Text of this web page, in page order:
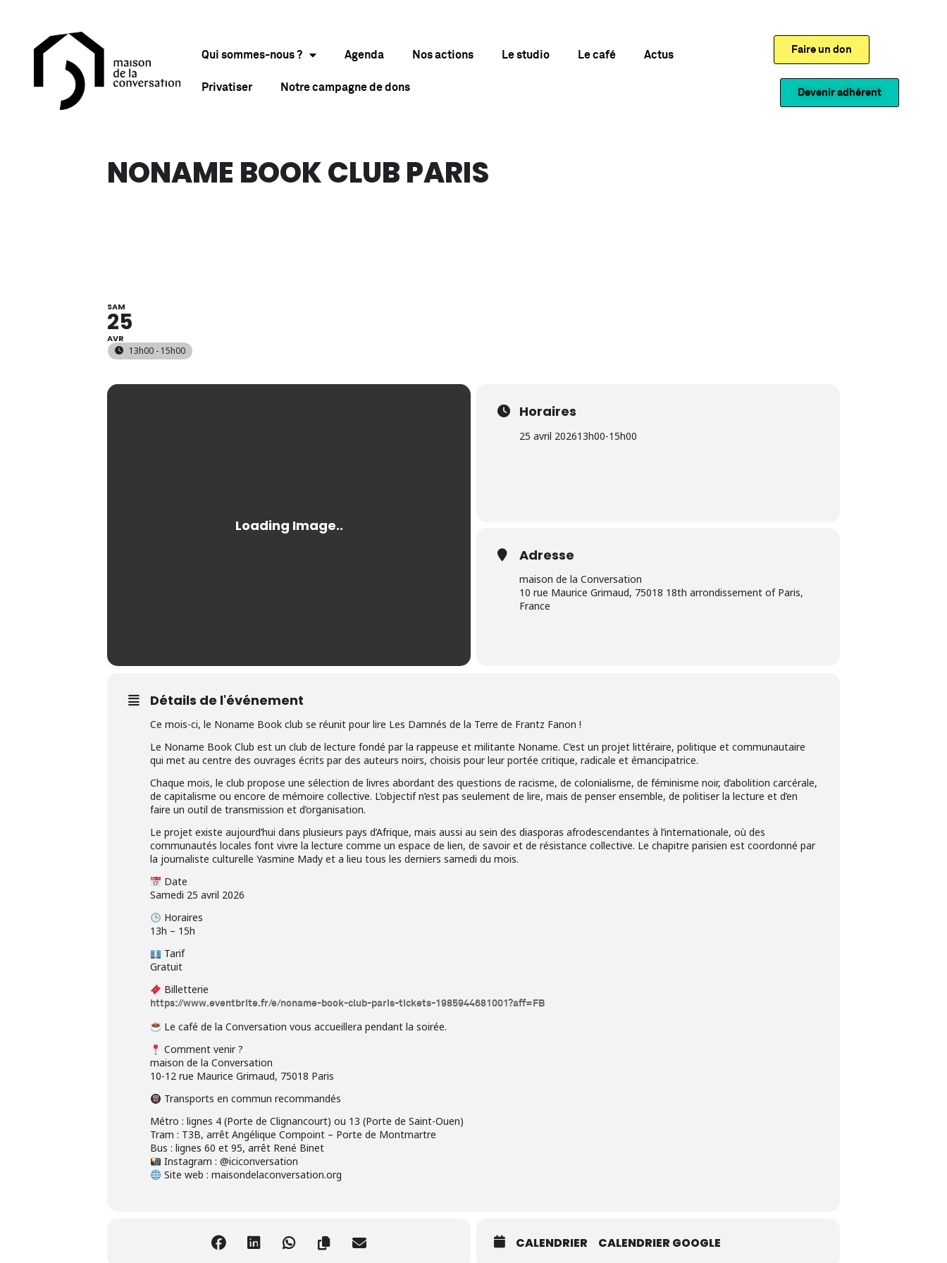
Qui sommes-nous ? Agenda Nos actions Le studio Le café Actus
Privatiser Notre campagne de dons
Faire un don
Devenir adhérent
NONAME BOOK CLUB PARIS
SAM
25
AVR
13h00 - 15h00
Horaires
25 avril 202613h00-15h00
Adresse
maison de la Conversation
10 rue Maurice Grimaud, 75018 18th arrondissement of Paris,
France
Détails de l'événement
Ce mois-ci, le Noname Book club se réunit pour lire Les Damnés de la Terre de Frantz Fanon !
Le Noname Book Club est un club de lecture fondé par la rappeuse et militante Noname. C’est un projet littéraire, politique et communautaire
qui met au centre des ouvrages écrits par des auteurs noirs, choisis pour leur portée critique, radicale et émancipatrice.
Chaque mois, le club propose une sélection de livres abordant des questions de racisme, de colonialisme, de féminisme noir, d’abolition carcérale,
de capitalisme ou encore de mémoire collective. L’objectif n’est pas seulement de lire, mais de penser ensemble, de politiser la lecture et d’en
faire un outil de transmission et d’organisation.
Le projet existe aujourd’hui dans plusieurs pays d’Afrique, mais aussi au sein des diasporas afrodescendantes à l’internationale, où des
communautés locales font vivre la lecture comme un espace de lien, de savoir et de résistance collective. Le chapitre parisien est coordonné par
la journaliste culturelle Yasmine Mady et a lieu tous les derniers samedi du mois.
Date
Samedi 25 avril 2026
Horaires
13h – 15h
Tarif
Gratuit
Billetterie
https://www.eventbrite.fr/e/noname-book-club-paris-tickets-1985944681001?aff=FB
Le café de la Conversation vous accueillera pendant la soirée.
Comment venir ?
maison de la Conversation
10-12 rue Maurice Grimaud, 75018 Paris
Transports en commun recommandés
Métro : lignes 4 (Porte de Clignancourt) ou 13 (Porte de Saint-Ouen)
Tram : T3B, arrêt Angélique Compoint – Porte de Montmartre
Bus : lignes 60 et 95, arrêt René Binet
Instagram : @iciconversation
Site web : maisondelaconversation.org
CALENDRIER CALENDRIER GOOGLE